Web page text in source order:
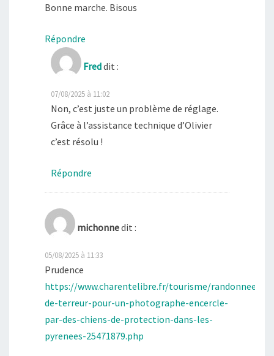
Bonne marche. Bisous
Répondre
Freddit :
07/08/2025 à 11:02
Non, c’est juste un problème de réglage.
Grâce à l’assistance technique d’Olivier
c’est résolu !
Répondre
michonnedit :
05/08/2025 à 11:33
Prudence
https://www.charentelibre.fr/tourisme/randonnee/
de-terreur-pour-un-photographe-encercle-
par-des-chiens-de-protection-dans-les-
pyrenees-25471879.php